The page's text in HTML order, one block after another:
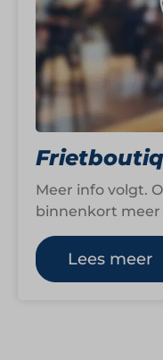
Meer info volgt.
binnenkort meer
moment
Lees meer